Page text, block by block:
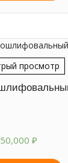
просмотр
₽